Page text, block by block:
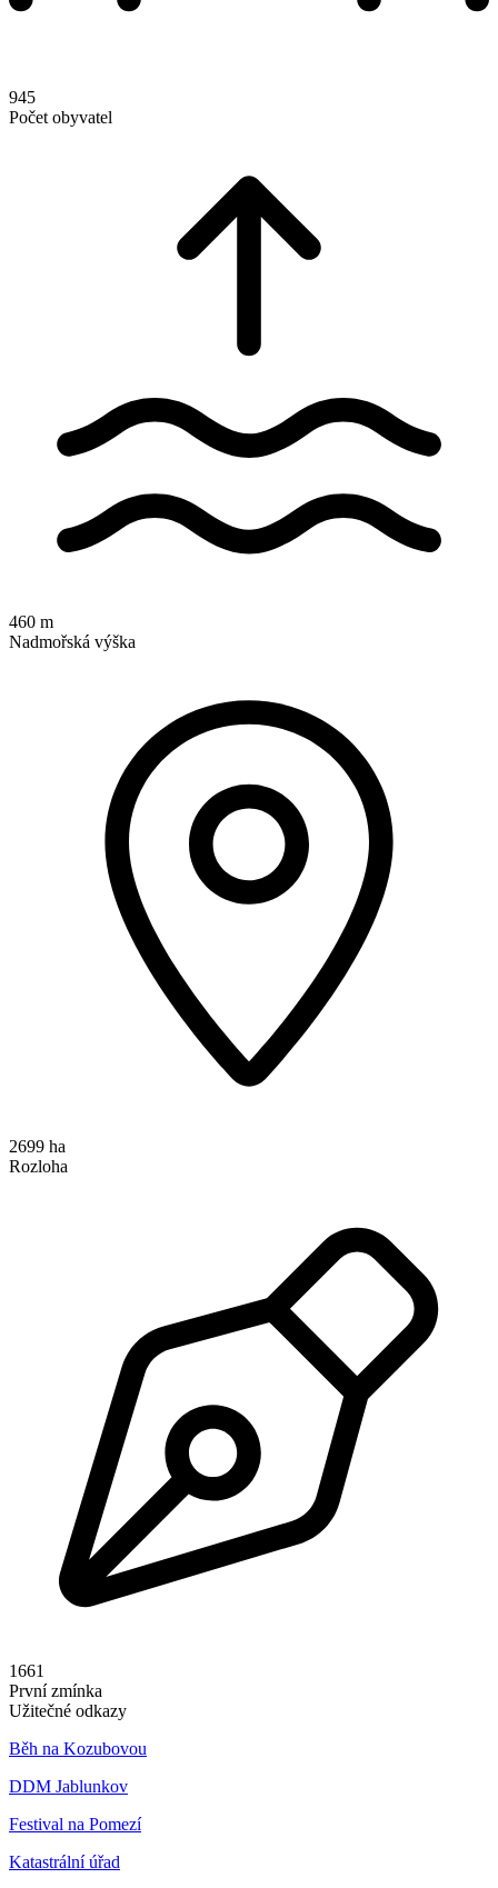
945
Počet obyvatel
460 m
Nadmořská výška
2699 ha
Rozloha
1661
První zmínka
Užitečné odkazy
Běh na Kozubovou
DDM Jablunkov
Festival na Pomezí
Katastrální úřad